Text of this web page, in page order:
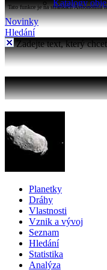
Katalogy
Tato funkce je na stránkách Astronomia
Novinky
Hledání
Zadejte text, který
Planetky
Dráhy
Vlastnosti
Vznik a vývoj
Seznam
Hledání
Statistika
Analýza